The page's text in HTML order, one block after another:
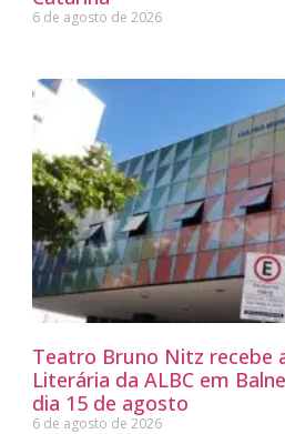
6 de agosto de 2026
Teatro Bruno Nitz recebe
Literária da ALBC em
dia 15 de agosto
6 de agosto de 2026